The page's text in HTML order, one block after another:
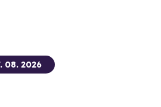
08. 2026